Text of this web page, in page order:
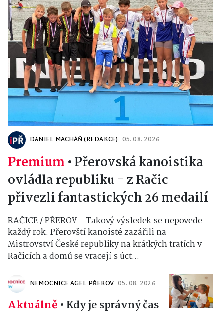
DANIEL MACHÁŇ (REDAKCE) 05. 08. 2026
Premium • Přerovská kanoistika
ovládla republiku - z Račic
přivezli fantastických 26 medailí
RAČICE / PŘEROV – Takový výsledek se nepovede
každý rok. Přerovští kanoisté zazářili na
Mistrovství České republiky na krátkých tratích v
Račicích a domů se vracejí s úct...
NEMOCNICE AGEL PŘEROV 05. 08. 2026
Aktuálně • Kdy je správný čas